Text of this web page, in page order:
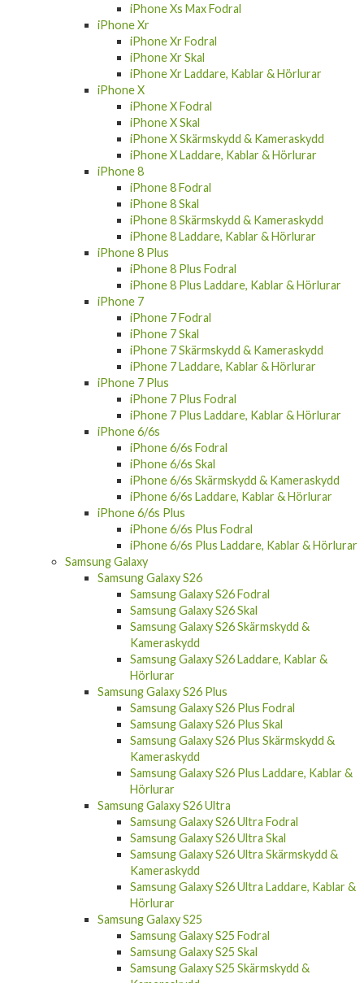
iPhone Xs Max Fodral
iPhone Xr
iPhone Xr Fodral
iPhone Xr Skal
iPhone Xr Laddare, Kablar & Hörlurar
iPhone X
iPhone X Fodral
iPhone X Skal
iPhone X Skärmskydd & Kameraskydd
iPhone X Laddare, Kablar & Hörlurar
iPhone 8
iPhone 8 Fodral
iPhone 8 Skal
iPhone 8 Skärmskydd & Kameraskydd
iPhone 8 Laddare, Kablar & Hörlurar
iPhone 8 Plus
iPhone 8 Plus Fodral
iPhone 8 Plus Laddare, Kablar & Hörlurar
iPhone 7
iPhone 7 Fodral
iPhone 7 Skal
iPhone 7 Skärmskydd & Kameraskydd
iPhone 7 Laddare, Kablar & Hörlurar
iPhone 7 Plus
iPhone 7 Plus Fodral
iPhone 7 Plus Laddare, Kablar & Hörlurar
iPhone 6/6s
iPhone 6/6s Fodral
iPhone 6/6s Skal
iPhone 6/6s Skärmskydd & Kameraskydd
iPhone 6/6s Laddare, Kablar & Hörlurar
iPhone 6/6s Plus
iPhone 6/6s Plus Fodral
iPhone 6/6s Plus Laddare, Kablar & Hörlurar
Samsung Galaxy
Samsung Galaxy S26
Samsung Galaxy S26 Fodral
Samsung Galaxy S26 Skal
Samsung Galaxy S26 Skärmskydd &
Kameraskydd
Samsung Galaxy S26 Laddare, Kablar &
Hörlurar
Samsung Galaxy S26 Plus
Samsung Galaxy S26 Plus Fodral
Samsung Galaxy S26 Plus Skal
Samsung Galaxy S26 Plus Skärmskydd &
Kameraskydd
Samsung Galaxy S26 Plus Laddare, Kablar &
Hörlurar
Samsung Galaxy S26 Ultra
Samsung Galaxy S26 Ultra Fodral
Samsung Galaxy S26 Ultra Skal
Samsung Galaxy S26 Ultra Skärmskydd &
Kameraskydd
Samsung Galaxy S26 Ultra Laddare, Kablar &
Hörlurar
Samsung Galaxy S25
Samsung Galaxy S25 Fodral
Samsung Galaxy S25 Skal
Samsung Galaxy S25 Skärmskydd &